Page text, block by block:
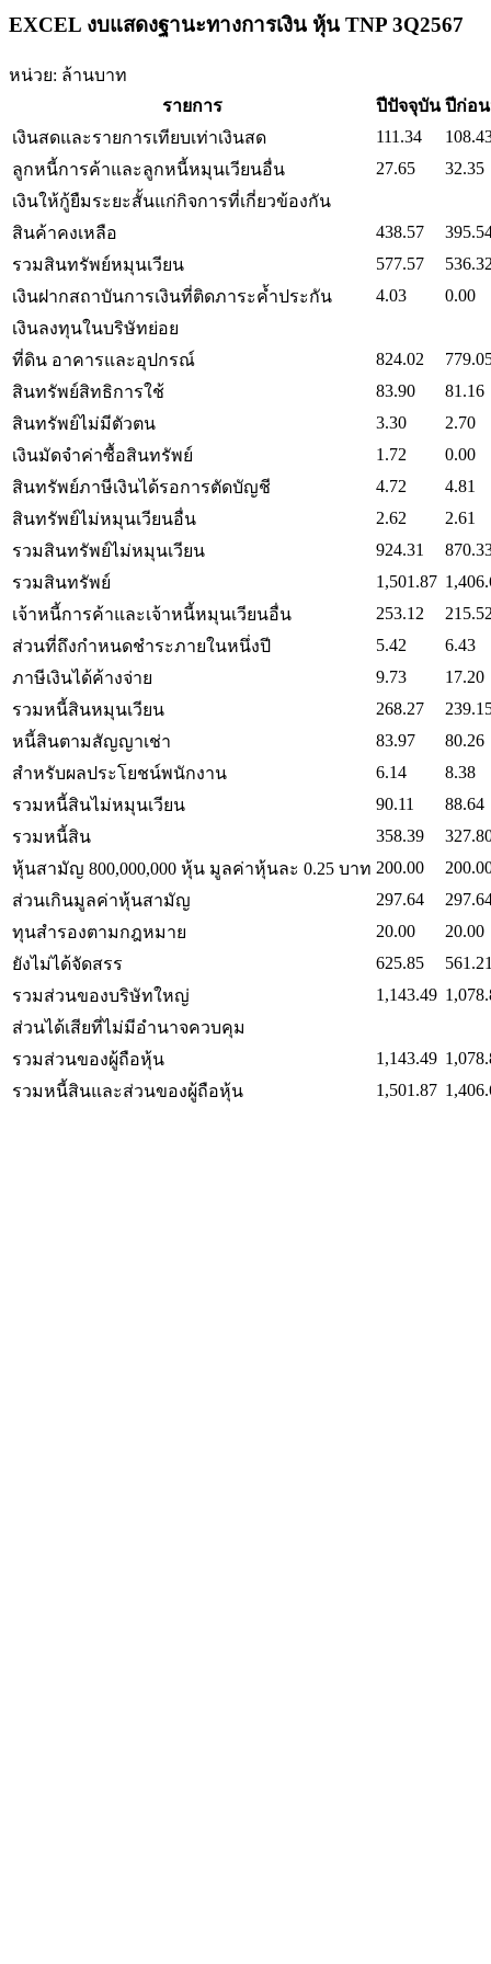
EXCEL งบแสดงฐานะทางการเงิน หุ้น TNP 3Q2567
หน่วย: ล้านบาท
รายการ
ปีปัจจุบัน ปีก่อ
เงินสดและรายการเทียบเท่าเงินสด
111.34
ลูกหนี้การค้าและลูกหนี้หมุนเวียนอื่น
27.65
32.35
เงินให้กู้ยืมระยะสั้นแก่กิจการที่เกี่ยวข้องกัน
สินค้าคงเหลือ
438.57
รวมสินทรัพย์หมุนเวียน
577.57
เงินฝากสถาบันการเงินที่ติดภาระค้ำประกัน
4.03
0.00
เงินลงทุนในบริษัทย่อย
ที่ดิน อาคารและอุปกรณ์
824.02
สินทรัพย์สิทธิการใช้
83.90
81.16
สินทรัพย์ไม่มีตัวตน
3.30
2.70
เงินมัดจำค่าซื้อสินทรัพย์
1.72
0.00
สินทรัพย์ภาษีเงินได้รอการตัดบัญชี
4.72
4.81
สินทรัพย์ไม่หมุนเวียนอื่น
2.62
2.61
รวมสินทรัพย์ไม่หมุนเวียน
924.31
รวมสินทรัพย์
1,501.87
เจ้าหนี้การค้าและเจ้าหนี้หมุนเวียนอื่น
253.12
ส่วนที่ถึงกำหนดชำระภายในหนึ่งปี
5.42
6.43
ภาษีเงินได้ค้างจ่าย
9.73
17.20
รวมหนี้สินหมุนเวียน
268.27
หนี้สินตามสัญญาเช่า
83.97
80.26
สำหรับผลประโยชน์พนักงาน
6.14
8.38
รวมหนี้สินไม่หมุนเวียน
90.11
88.64
รวมหนี้สิน
358.39
หุ้นสามัญ 800,000,000 หุ้น มูลค่าหุ้นละ 0.25 บาท 200.00
ส่วนเกินมูลค่าหุ้นสามัญ
297.64
ทุนสำรองตามกฎหมาย
20.00
20.00
ยังไม่ได้จัดสรร
625.85
รวมส่วนของบริษัทใหญ่
1,143.49
ส่วนได้เสียที่ไม่มีอำนาจควบคุม
รวมส่วนของผู้ถือหุ้น
1,143.49
รวมหนี้สินและส่วนของผู้ถือหุ้น
1,501.87